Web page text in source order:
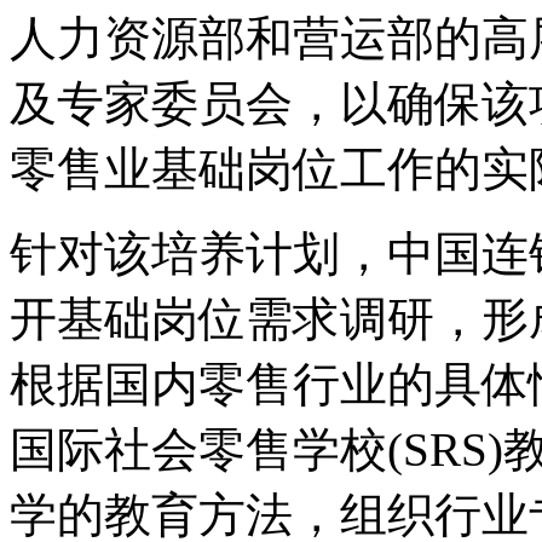
人力资源部和营运部的
及专家委员会，以确保
零售业基础岗位工作的
针对该培养计划，中国
开基础岗位需求调研，
根据国内零售行业的具
国际社会零售学校(SRS)
学的教育方法，组织行